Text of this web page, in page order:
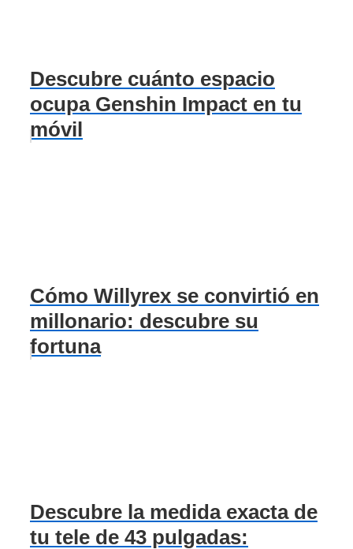
Descubre cuánto espacio
ocupa Genshin Impact en tu
móvil
Cómo Willyrex se convirtió en
millonario: descubre su
fortuna
Descubre la medida exacta de
tu tele de 43 pulgadas: